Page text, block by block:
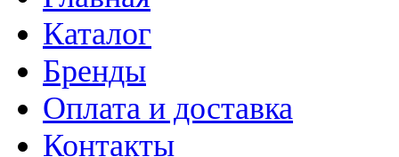
Каталог
Бренды
Оплата и доставка
Контакты